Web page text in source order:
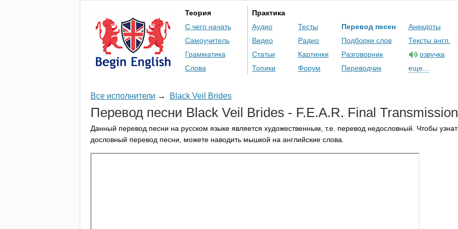
Теория
С чего начать
Самоучитель
Грамматика
Слова
Практика
Аудио
Видео
Статьи
Топики
Тесты
Радио
Картинки
Форум
Перевод песен
Подборки слов
Разговорник
Переводчик
Анекдоты
Тексты англ.
озвучка
еще...
Все исполнители → Black Veil Brides
Перевод песни Black Veil Brides - F.E.A.R. Final Transmission
Данный перевод песни на русском языке является художественным, т.е. перевод недословный. Чтобы
дословный перевод песни, можете наводить мышкой на английские слова.